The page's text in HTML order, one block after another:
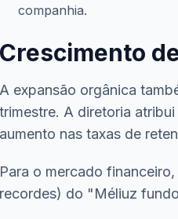
companhia.
Crescimento
A expansão orgânica
trimestre. A diretoria
aumento nas taxas de
Para o mercado
recordes) do "Méliuz